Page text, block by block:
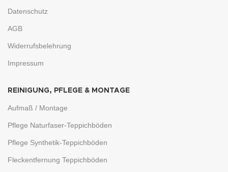
Datenschutz
AGB
Widerrufsbelehrung
Impressum
REINIGUNG, PFLEGE & MONTAGE
Aufmaß / Montage
Pflege Naturfaser-Teppichböden
Pflege Synthetik-Teppichböden
Fleckentfernung Teppichböden